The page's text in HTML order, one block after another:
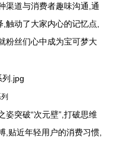
渠道与消费者趣味沟通,通
触动了大家内心的记忆点,
粉丝们心中成为宝可梦大
姿突破“次元壁”,打破思维
,贴近年轻用户的消费习惯,